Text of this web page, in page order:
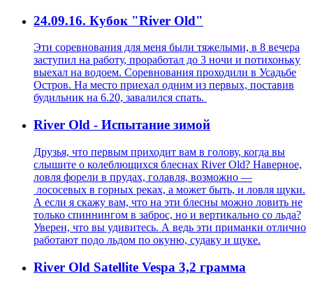
24.09.16. Кубок "River Old"
Эти соревнования для меня были тяжелыми, в 8 вечера
заступил на работу, проработал до 3 ночи и потихоньку
выехал на водоем. Соревнования проходили в Усадьбе
Остров. На место приехал одним из первых, поставив
будильник на 6.20, завалился спать.
River Old - Испытание зимой
Друзья, что первым приходит вам в голову, когда вы
слышите о колеблющихся блеснах River Old? Наверное,
ловля форели в прудах, голавля, возможно —
лососевых в горных реках, а может быть, и ловля щуки.
А если я скажу вам, что на эти блесны можно ловить не
только спиннингом в заброс, но и вертикально со льда?
Уверен, что вы удивитесь. А ведь эти приманки отлично
работают подо льдом по окуню, судаку и щуке.
River Old Satellite Vespa 3,2 грамма